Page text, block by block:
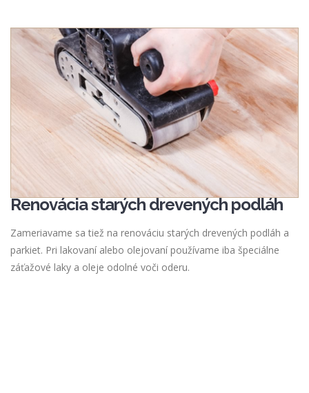
Renovácia starých drevených podláh
Zameriavame sa tiež na renováciu starých drevených podláh a
parkiet. Pri lakovaní alebo olejovaní používame iba špeciálne
záťažové laky a oleje odolné voči oderu.